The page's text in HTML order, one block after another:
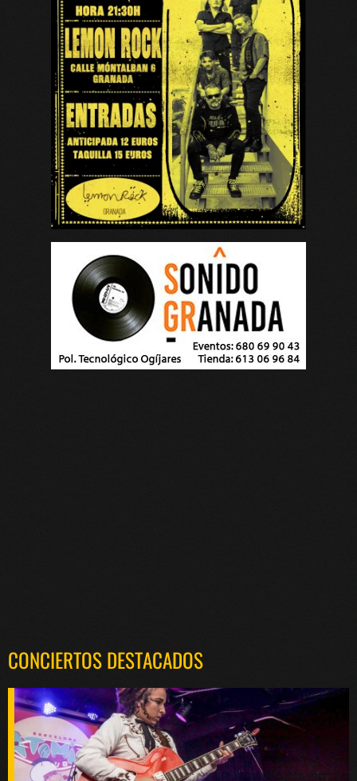
CONCIERTOS DESTACADOS